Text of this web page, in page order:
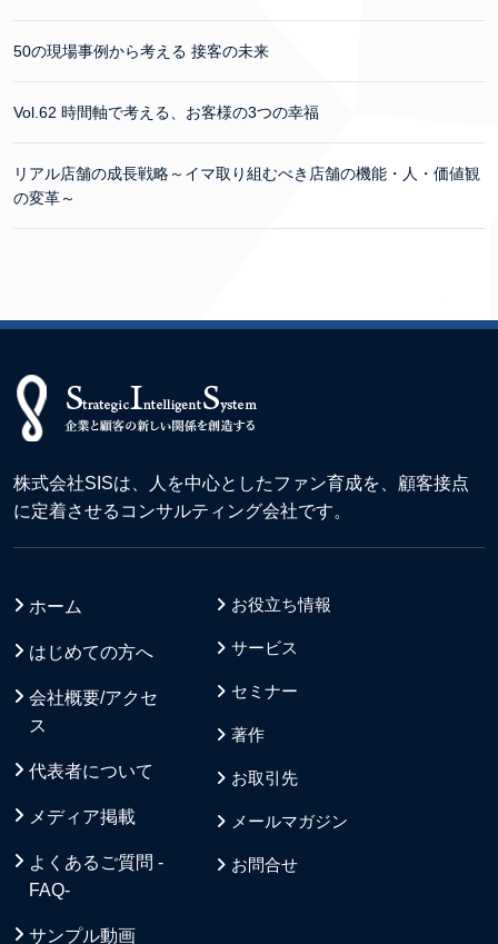
50の現場事例から考える 接客の未来
Vol.62 時間軸で考える、お客様の3つの幸福
リアル店舗の成長戦略～イマ取り組むべき店舗の機能・人・価値観
の変革～
株式会社SISは、人を中心としたファン育成を、顧客接点
に定着させるコンサルティング会社です。
ホーム
はじめての方へ
会社概要/アクセ
ス
代表者について
メディア掲載
よくあるご質問 -
FAQ-
サンプル動画
お役立ち情報
サービス
セミナー
著作
お取引先
メールマガジン
お問合せ